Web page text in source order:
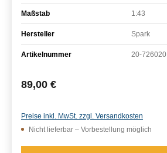
Maßstab 1:43
Hersteller Spark
Artikelnummer 20-726020
Regulärer Preis:
89,00 €
Preise inkl. MwSt. zzgl. Versandkosten
Nicht lieferbar – Vorbestellung möglich